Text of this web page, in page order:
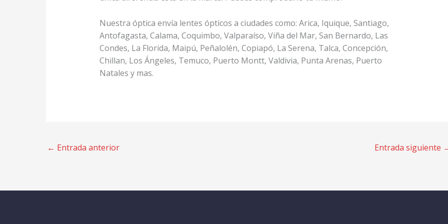
Nuestra óptica envía lentes ópticos a ciudades como: Arica, Iquique, Santiago,
Antofagasta, Calama, Coquimbo, Valparaíso, Viña del Mar, San Bernardo, Las
Condes, La Florida, Maipú, Peñalolén, Copiapó, La Serena, Talca, Concepción,
Chillan, Los Ángeles, Temuco, Puerto Montt, Valdivia, Punta Arenas, Puerto
Natales y mas.
← Entrada anterior Entrada siguiente